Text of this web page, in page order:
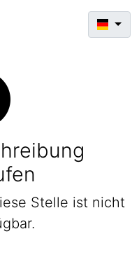
Stelle ist nicht